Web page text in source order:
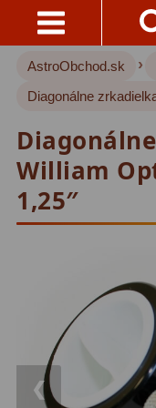
Kontakty
A
Platba
Všetko
O
Reklamácia
Akce!
Pre deti
Pre začiatočníkov
Katadioptrické
ED/Apochromáty 32
Ritchey-Chretien12
AstroObchod.sk ›
Diagonálne
❮
William
1,25″